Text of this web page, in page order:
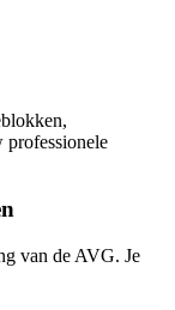
professionele
van de AVG. Je